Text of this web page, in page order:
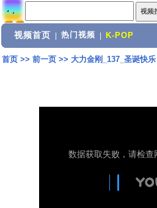
视频首页 热门视频 K-POP
首页>> 前一页>> 大力金刚_137_圣诞快乐